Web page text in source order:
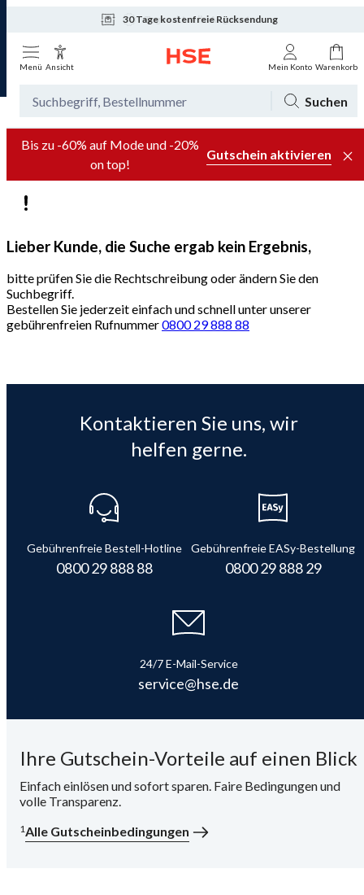
30 Tage kostenfreie Rücksendung
Tagesaktuelle Angebote
Menü Ansicht Mein Konto Warenkorb
Suchen
Bis zu -60% auf Mode und -20%
on top!
Gutschein aktivieren
Lieber Kunde, die Suche ergab kein Ergebnis,
bitte prüfen Sie die Rechtschreibung oder ändern Sie den
Suchbegriff.
Bestellen Sie jederzeit einfach und schnell unter unserer
gebührenfreien Rufnummer0800 29 888 88
Kontaktieren Sie uns, wir
helfen gerne.
Gebührenfreie Bestell-Hotline
0800 29 888 88
Gebührenfreie EASy-Bestellung
0800 29 888 29
24/7 E-Mail-Service
service@hse.de
Ihre Gutschein-Vorteile auf einen Blick
Einfach einlösen und sofort sparen. Faire Bedingungen und
volle Transparenz.
1Alle Gutscheinbedingungen